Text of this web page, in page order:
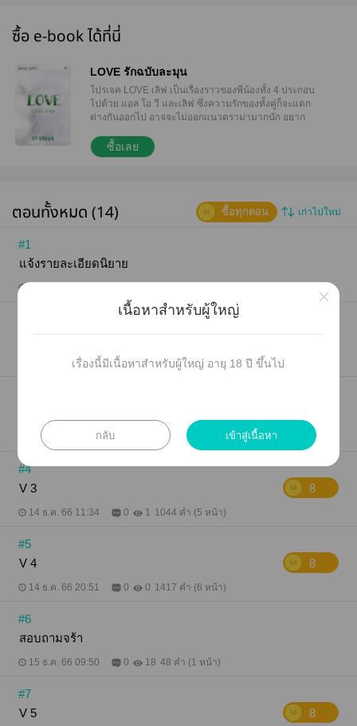
ซื้อ e-book ได้ที่นี่
LOVE รักฉบับละมุน
โปรเจค LOVE เลิฟ เป็นเรื่องราวของพี่น้องทั้ง 4 ประกอบ
ไปด้วย แอล โอ วี และเลิฟ ซึ่งความรักของทั้งคู่ก็จะแตก
ต่างกันออกไป อาจจะไม่ออกแนวดราม่ามากนัก อยาก
ความรักแบบละมุน เมื่อคนทั้งสองที่เอาใจใส่คนรอบข้าง
มาโดยตลอดถึงเวลาต้องมาเติมเต็มความรักให้กันและ
ถ้าผิดพลาดประการใดต้องขออภัยไว้ ณ ที่นี้ด้วยนะคะ
ซื้อเลย
ตอนทั้งหมด (14) เก่าไปใหม่
ซื้อทุกตอน
#1
แจ้งรายละเอียดนิยาย
V 1
8
12 ธ.ค. 66 11:48 0 1 1970 คำ (8 หน้า)
13 ธ.ค. 66 13:21 1625 คำ (7 หน้า)
#4
V 3
8
14 ธ.ค. 66 11:34 0 1 1044 คำ (5 หน้า)
#5
V 4
8
14 ธ.ค. 66 20:51 0 0 1417 คำ (6 หน้า)
#6
สอบถามจร้า
15 ธ.ค. 66 09:50 0 18 48 คำ (1 หน้า)
#7
V 5
8
เนื้อหาสำหรับผู้ใหญ่
เรื่องนี้มีเนื้อหาสำหรับผู้ใหญ่ อายุ 18 ปี ขึ้นไป
กลับ เข้าสู่เนื้อหา
×